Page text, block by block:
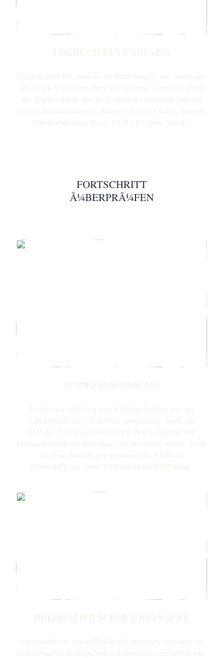
LOGBUCH DES CAPTAINS
Zeichnet jedes Mal, wenn ihr die Meere besegelt, eure letzten und
am meisten bewunderten Taten und Abenteuer in einem Logbuch
auf. Beachtet jedoch, dass das Logbuch des KapitÃ¤ns Ã¤hnlich
wie eine Botschafterflagge funktioniert: Es ist ein Schatz, den jeder
beanspruchen kann, der ein Schiff mit Captain versenkt!
FORTSCHRITT
Ã¼BERPRÃ¼FEN
SCHIFFSANPASSUNG
Es darf zwar jeder Pirat seine Kleidung Ã¤ndern, aber nur
KapitÃ¤ne dÃ¼rfen ihr Quartier umdekorieren. Tische und
StÃ¼hle, VorhÃ¤nge und Gardinen, Betten, Teppiche und
Kronleuchter kÃ¶nnen durch neue Versionen ersetzt werden, die ihr
bei euren BeutezÃ¼gen erworben habt, wÃ¤hrend
SchmuckstÃ¼cke eurem Schiff den letzten Schliff geben.
DEKORATIVE SCHMUCKSTÃ¼CKE
SchmuckstÃ¼cke sind auffÃ¤llige kÃ¼nstlerische Souvenirs, die
als Kombination aus TrophÃ¤en und Ornamenten erhÃ¤ltlich sind.